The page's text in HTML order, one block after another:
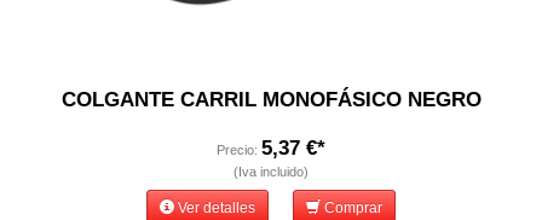
COLGANTE CARRIL MONOFÁSICO NEGRO
Precio: 5,37 €*
(Iva incluido)
Ver detalles Comprar